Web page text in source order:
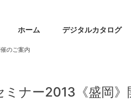
ホーム デジタルカタログ
のご案内
ミナー2013《盛岡》